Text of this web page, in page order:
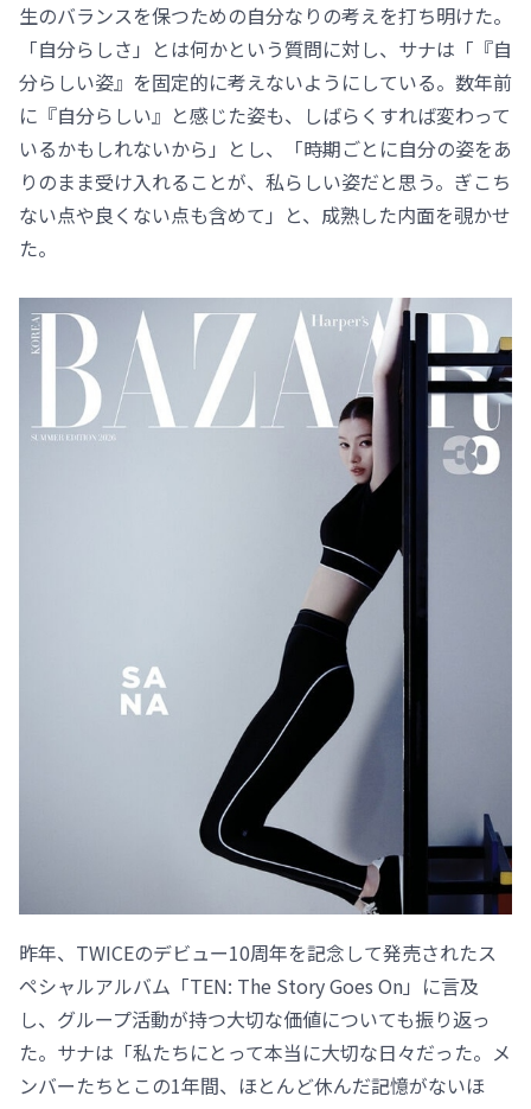
生のバランスを保つための自分なりの考えを打ち明けた。
「自分らしさ」とは何かという質問に対し、サナは「『自
分らしい姿』を固定的に考えないようにしている。数年前
に『自分らしい』と感じた姿も、しばらくすれば変わって
いるかもしれないから」とし、「時期ごとに自分の姿をあ
りのまま受け入れることが、私らしい姿だと思う。ぎこち
ない点や良くない点も含めて」と、成熟した内面を覗かせ
た。
昨年、TWICEのデビュー10周年を記念して発売されたス
ペシャルアルバム「TEN: The Story Goes On」に言及
し、グループ活動が持つ大切な価値についても振り返っ
た。サナは「私たちにとって本当に大切な日々だった。メ
ンバーたちとこの1年間、ほとんど休んだ記憶がないほ